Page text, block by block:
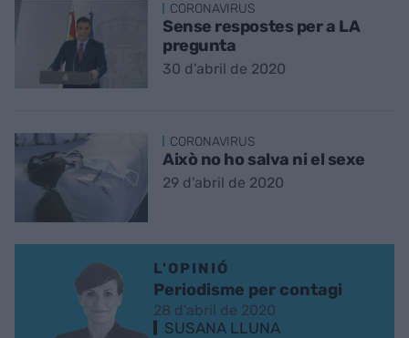
CORONAVIRUS
Sense respostes per a LA
pregunta
30 d’abril de 2020
CORONAVIRUS
Això no ho salva ni el sexe
29 d’abril de 2020
L'OPINIÓ
Periodisme per contagi
28 d’abril de 2020
SUSANA LLUNA